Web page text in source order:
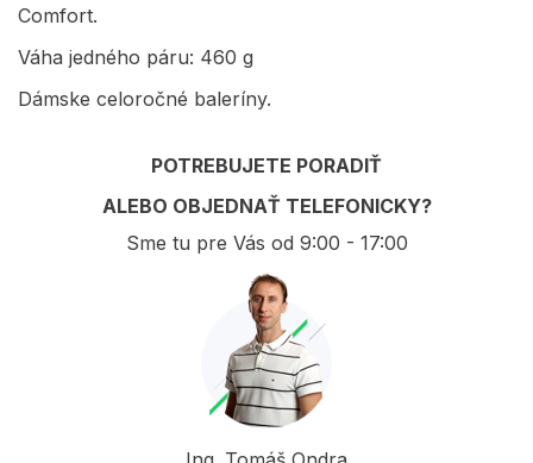
Comfort.
Váha jedného páru: 460 g
Dámske celoročné baleríny.
POTREBUJETE PORADIŤ
ALEBO OBJEDNAŤ TELEFONICKY?
Sme tu pre Vás od 9:00 - 17:00